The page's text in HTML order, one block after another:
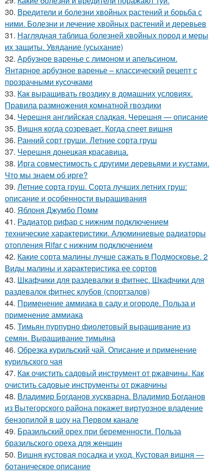
30. Вредители и болезни хвойных растений и борьба с
ними. Болезни и лечение хвойных растений и деревьев
31. Наглядная таблица болезней хвойных пород и меры
их защиты. Увядание (усыхание)
32. Арбузное варенье с лимоном и апельсином.
Янтарное арбузное варенье – классический рецепт с
прозрачными кусочками
33. Как выращивать гвоздику в домашних условиях.
Правила размножения комнатной гвоздики
34. Черешня английская сладкая. Черешня — описание
35. Вишня когда созревает. Когда спеет вишня
36. Ранний сорт груши. Летние сорта груш
37. Черешня донецкая красавица.
38. Ирга совместимость с другими деревьями и кустами.
Что мы знаем об ирге?
39. Летние сорта груш. Сорта лучших летних груш:
описание и особенности выращивания
40. Яблоня Джумбо Помм
41. Радиатор рифар с нижним подключением
технические характеристики. Алюминиевые радиаторы
отопления Rifar с нижним подключением
42. Какие сорта малины лучше сажать в Подмосковье. 2
Виды малины и характеристика ее сортов
43. Шкафчики для раздевалки в фитнес. Шкафчики для
раздевалок фитнес клубов (спортзалов)
44. Применение аммиака в саду и огороде. Польза и
применение аммиака
45. Тимьян пурпурно фиолетовый выращивание из
семян. Выращивание тимьяна
46. Обрезка курильский чай. Описание и применение
курильского чая
47. Как очистить садовый инструмент от ржавчины. Как
очистить садовые инструменты от ржавчины
48. Владимир Богданов хускварна. Владимир Богданов
из Вытегорского района покажет виртуозное владение
бензопилой в шоу на Первом канале
49. Бразильский орех при беременности. Польза
бразильского ореха для женщин
50. Вишня кустовая посадка и уход. Кустовая вишня —
ботаническое описание